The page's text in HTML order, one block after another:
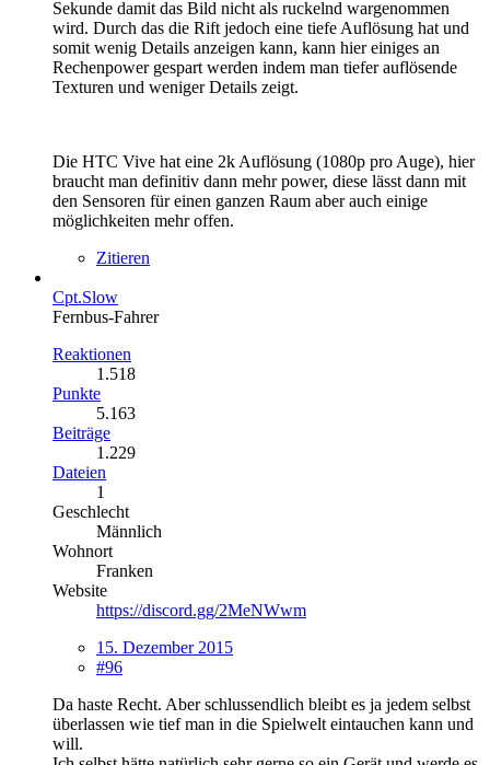
Sekunde damit das Bild nicht als ruckelnd wargenommen
wird. Durch das die Rift jedoch eine tiefe Auflösung hat und
somit wenig Details anzeigen kann, kann hier einiges an
Rechenpower gespart werden indem man tiefer auflösende
Texturen und weniger Details zeigt.
Die HTC Vive hat eine 2k Auflösung (1080p pro Auge), hier
braucht man definitiv dann mehr power, diese lässt dann mit
den Sensoren für einen ganzen Raum aber auch einige
möglichkeiten mehr offen.
Zitieren
Cpt.Slow
Fernbus-Fahrer
Reaktionen
1.518
Punkte
5.163
Beiträge
1.229
Dateien
1
Geschlecht
Männlich
Wohnort
Franken
Website
https://discord.gg/2MeNWwm
15. Dezember 2015
#96
Da haste Recht. Aber schlussendlich bleibt es ja jedem selbst
überlassen wie tief man in die Spielwelt eintauchen kann und
will.